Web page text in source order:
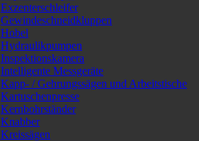
Exzenterschleifer
Gewindeschneidkluppen
Hobel
Hydraulikpumpen
Inspektionskamera
Intelligente Messgeräte
Kapp- / Gehrungssägen und Arbeitstische
Kartuschenpresse
Kernbohrständer
Knabber
Kreissägen